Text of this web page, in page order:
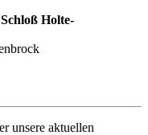
Holte-
unsere aktuellen